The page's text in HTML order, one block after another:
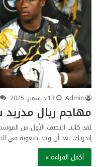
Admin
13 ديسمبر، 2025
مهاجم ريال مدريد
لقد كانت النصف الأول من
إندريك. بعد أن وجد صعوبة في
أكمل القراءة »